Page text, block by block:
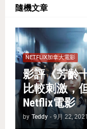
隨機文章
NETFLIX加拿大電影
影評《芳齡
比較刺激，
Netflix電影
by Teddy - 9月 22, 2021